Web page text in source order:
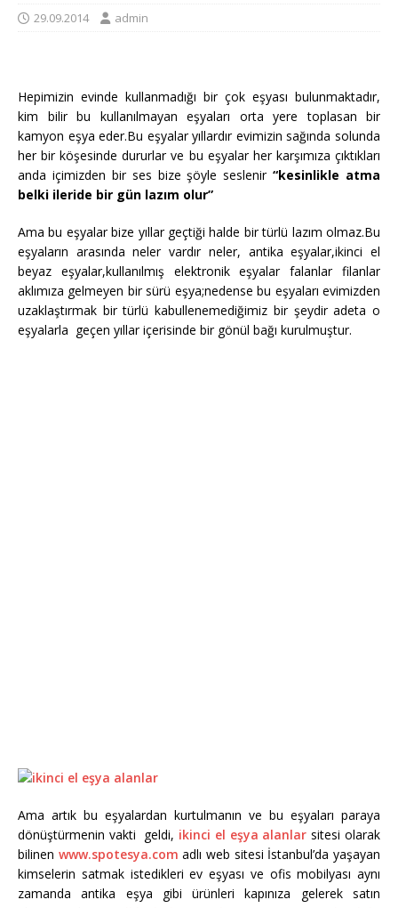
29.09.2014 admin
Hepimizin evinde kullanmadığı bir çok eşyası bulunmaktadır,
kim bilir bu kullanılmayan eşyaları orta yere toplasan bir
kamyon eşya eder.Bu eşyalar yıllardır evimizin sağında solunda
her bir köşesinde dururlar ve bu eşyalar her karşımıza çıktıkları
anda içimizden bir ses bize şöyle seslenir“kesinlikle atma
belki ileride bir gün lazım olur”
Ama bu eşyalar bize yıllar geçtiği halde bir türlü lazım olmaz.Bu
eşyaların arasında neler vardır neler, antika eşyalar,ikinci el
beyaz eşyalar,kullanılmış elektronik eşyalar falanlar filanlar
aklımıza gelmeyen bir sürü eşya;nedense bu eşyaları evimizden
uzaklaştırmak bir türlü kabullenemediğimiz bir şeydir adeta o
eşyalarla geçen yıllar içerisinde bir gönül bağı kurulmuştur.
Ama artık bu eşyalardan kurtulmanın ve bu eşyaları paraya
dönüştürmenin vakti geldi, ikinci el eşya alanlar sitesi olarak
bilinen www.spotesya.com adlı web sitesi İstanbul’da yaşayan
kimselerin satmak istedikleri ev eşyası ve ofis mobilyası aynı
zamanda antika eşya gibi ürünleri kapınıza gelerek satın